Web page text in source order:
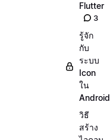
Flutter
3
รู้จัก
กับ
ระบบ
Icon
ใน
Android
วิธี
สร้าง